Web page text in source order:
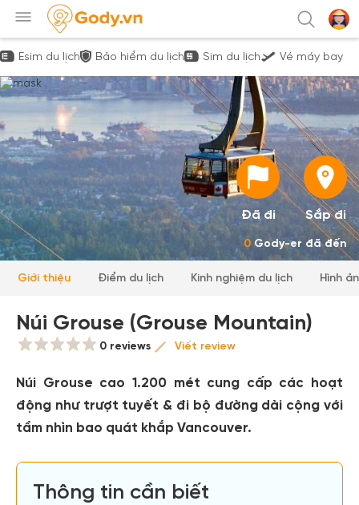
Esim du lịch Bảo hiểm du lịch Sim du lịch Vé máy bay
Đã đi Sắp đi
0 Gody-er đã đến
Giới thiệu Điểm du lịch Kinh nghiệm du lịch Hình
Núi Grouse (Grouse Mountain)
0 reviews Viết review
Núi Grouse cao 1.200 mét cung cấp các hoạt
động như trượt tuyết & đi bộ đường dài cộng với
tầm nhìn bao quát khắp Vancouver.
Thông tin cần biết